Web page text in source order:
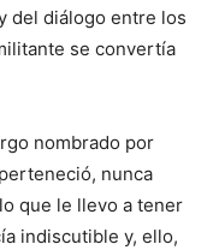
del diálogo entre los
se convertía
nombrado por
nunca
que le llevo a tener
indiscutible y, ello,